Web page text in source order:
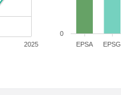
2025 EPSA EPSG
0